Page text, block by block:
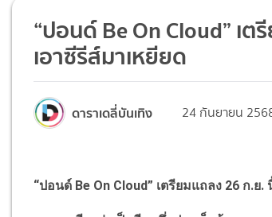
“ปอนด์ Be On Cloud” เ
เอาซีรีส์มาเหยียด
ดาราเดลี่บันเทิง 24 กันยายน
“ปอนด์ Be On Cloud” เตรียมแถลง 26 ก.ย